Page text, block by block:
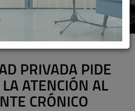
PRIVADA PIDE
ATENCIÓN AL
CRÓNICO